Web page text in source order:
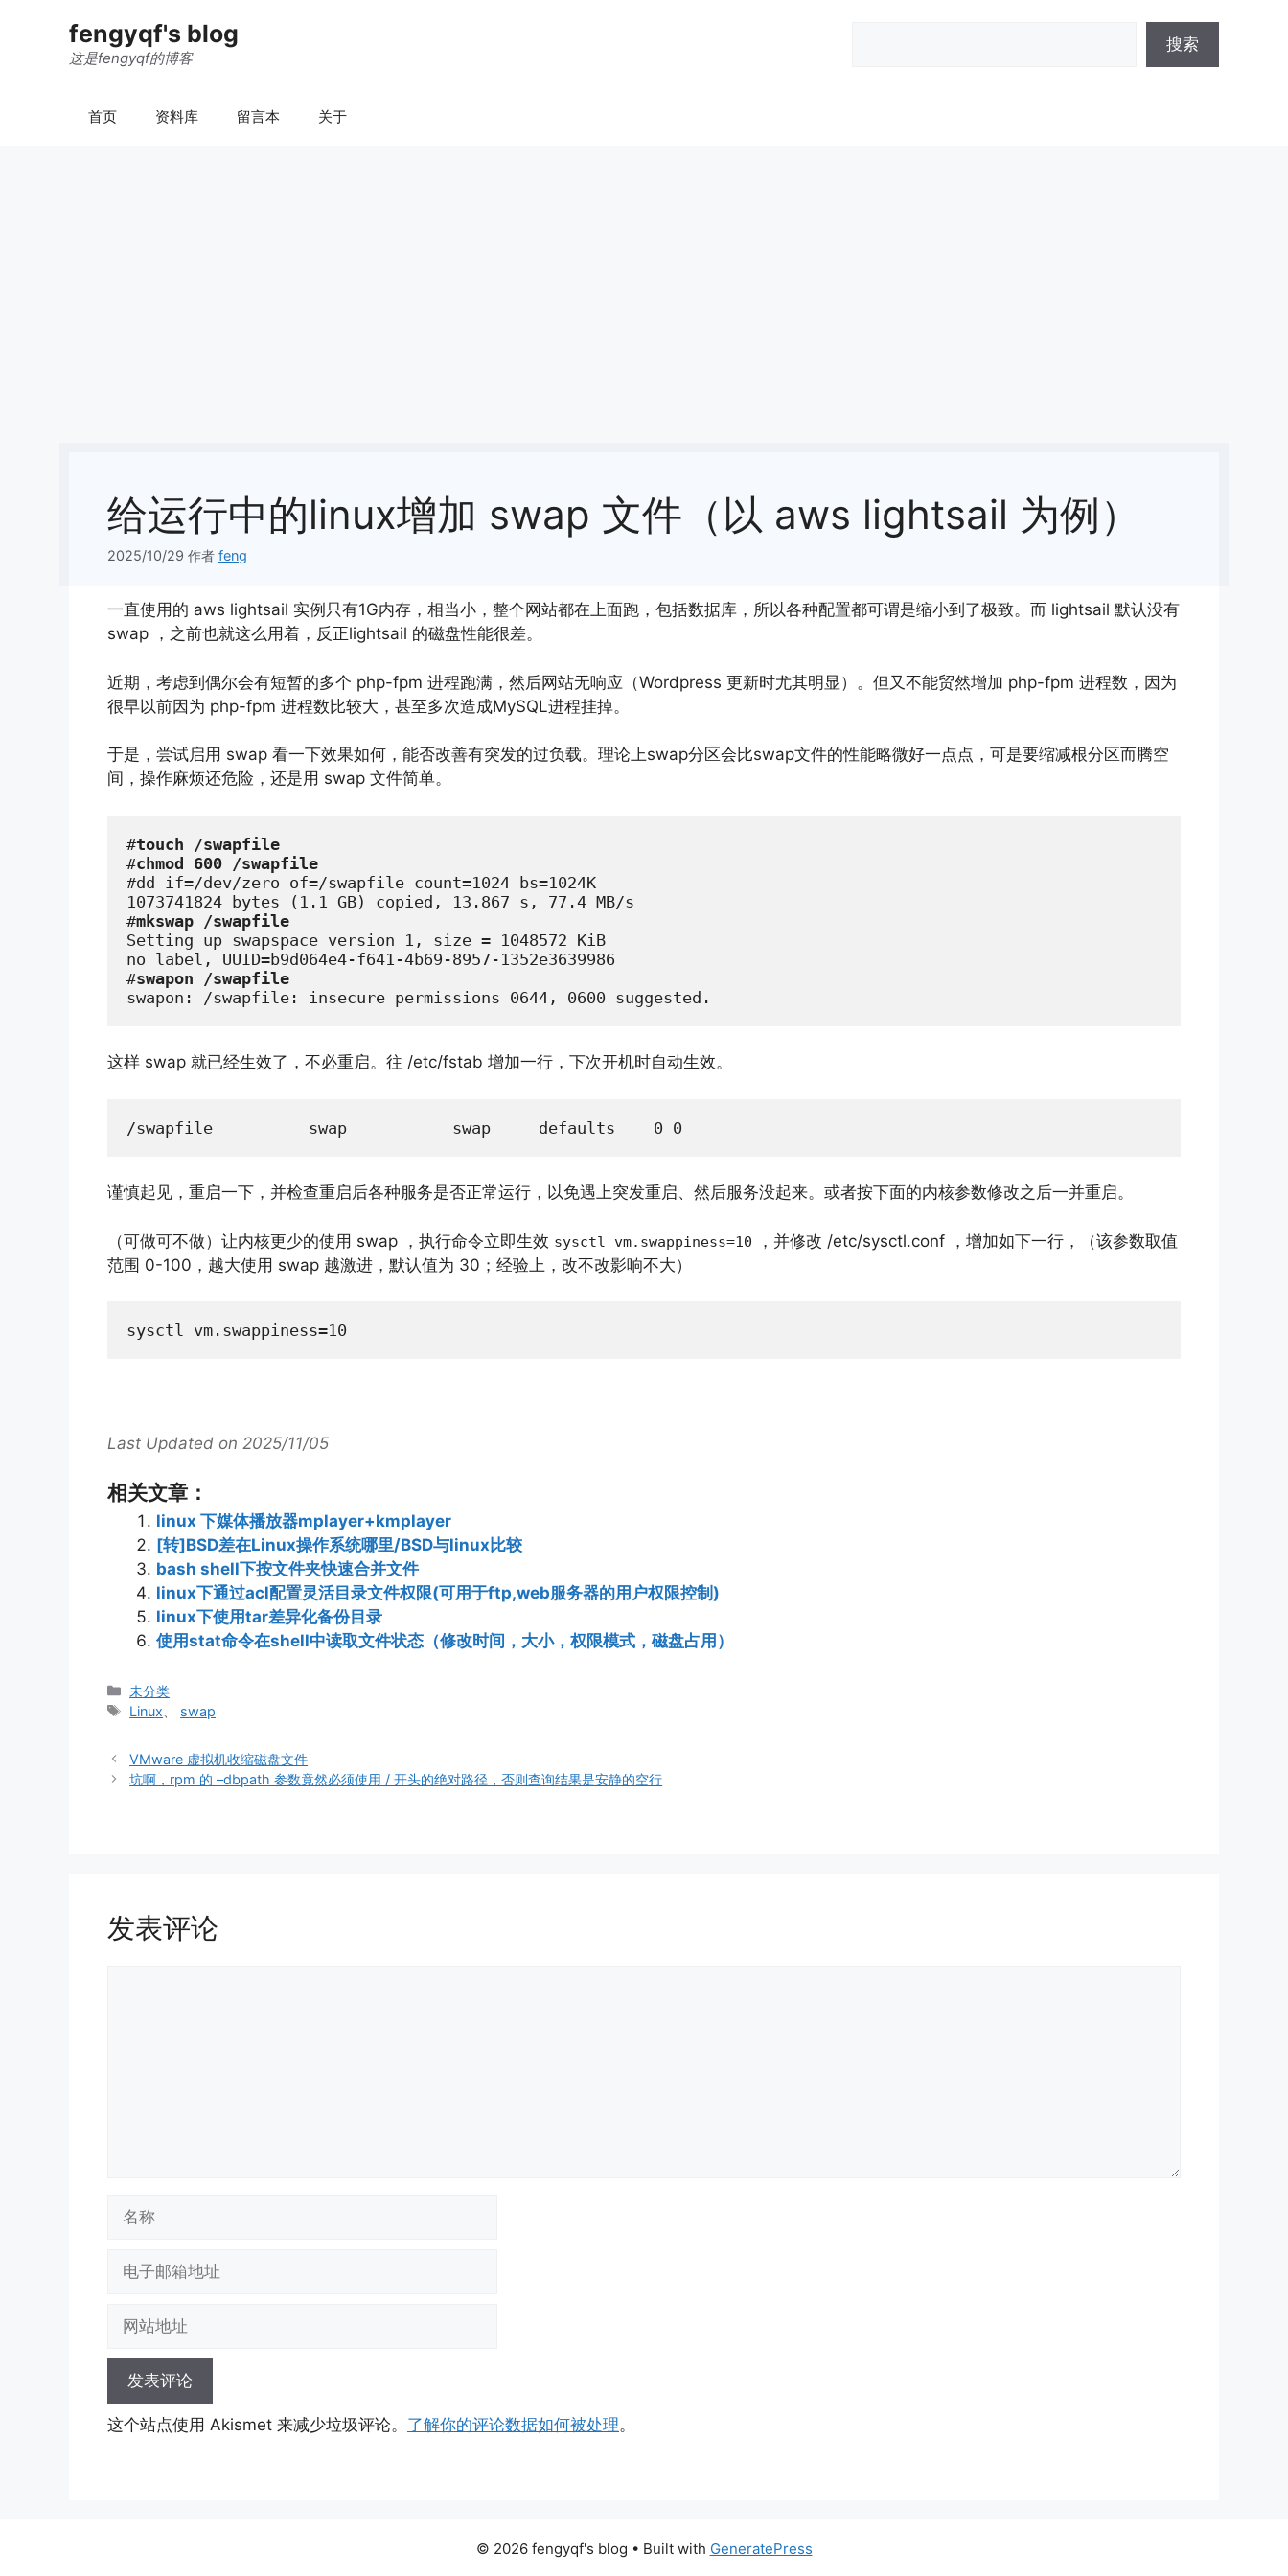
fengyqf's blog
这是fengyqf的博客
搜索
首页 资料库 留言本 关于
给运行中的linux增加 swap 文件（以 aws lightsail 为例）
2025/10/29 作者 feng
一直使用的 aws lightsail 实例只有1G内存，相当小，整个网站都在上面跑，包括数据库，所以各种配置都可谓是缩小到了极致。而 lightsail 默认没有
swap ，之前也就这么用着，反正lightsail 的磁盘性能很差。
近期，考虑到偶尔会有短暂的多个 php-fpm 进程跑满，然后网站无响应（Wordpress 更新时尤其明显）。但又不能贸然增加 php-fpm 进程数，因为
很早以前因为 php-fpm 进程数比较大，甚至多次造成MySQL进程挂掉。
于是，尝试启用 swap 看一下效果如何，能否改善有突发的过负载。理论上swap分区会比swap文件的性能略微好一点点，可是要缩减根分区而腾空
间，操作麻烦还危险，还是用 swap 文件简单。
#touch /swapfile
#chmod 600 /swapfile
#dd if=/dev/zero of=/swapfile count=1024 bs=1024K
1073741824 bytes (1.1 GB) copied, 13.867 s, 77.4 MB/s
#mkswap /swapfile
Setting up swapspace version 1, size = 1048572 KiB
no label, UUID=b9d064e4-f641-4b69-8957-1352e3639986
#swapon /swapfile
swapon: /swapfile: insecure permissions 0644, 0600 suggested.
这样 swap 就已经生效了，不必重启。往 /etc/fstab 增加一行，下次开机时自动生效。
/swapfile          swap           swap     defaults    0 0
谨慎起见，重启一下，并检查重启后各种服务是否正常运行，以免遇上突发重启、然后服务没起来。或者按下面的内核参数修改之后一并重启。
（可做可不做）让内核更少的使用 swap ，执行命令立即生效 sysctl vm.swappiness=10
，并修改 /etc/sysctl.conf ，增加如下一行，（该参数取值
范围 0-100，越大使用 swap 越激进，默认值为 30；经验上，改不改影响不大）
sysctl vm.swappiness=10
Last Updated on 2025/11/05
相关文章：
linux 下媒体播放器mplayer+kmplayer
[转]BSD差在Linux操作系统哪里/BSD与linux比较
bash shell下按文件夹快速合并文件
linux下通过acl配置灵活目录文件权限(可用于ftp,web服务器的用户权限控制)
linux下使用tar差异化备份目录
使用stat命令在shell中读取文件状态（修改时间，大小，权限模式，磁盘占用）
分
类
未分类
标
Linux swap
VMware 虚拟机收缩磁盘文件
坑啊，rpm 的 –dbpath 参数竟然必须使用 / 开头的绝对路径，否则查询结果是安静的空行
发表评论
地
地
这个站点使用 Akismet 来减少垃圾评论。 了解你的评论数据如何被处理。
© 2026 fengyqf's blog • Built with GeneratePress